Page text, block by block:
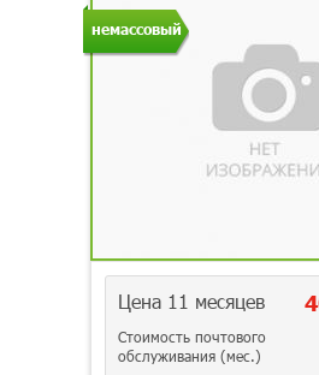
немассовый
Цена 11 месяцев
Стоимость почтового
обслуживания (мес.)